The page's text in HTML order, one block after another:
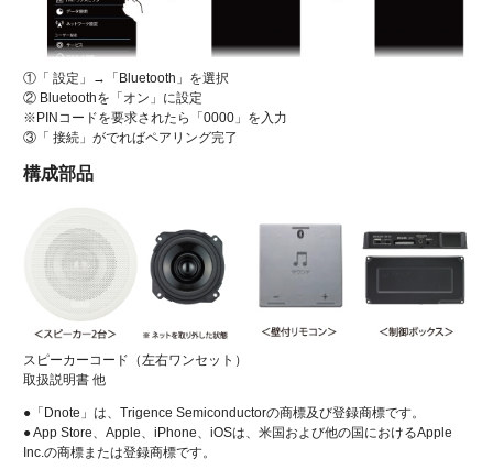
①「 設定」→「Bluetooth」を選択
② Bluetoothを「オン」に設定
※PINコードを要求されたら「0000」を入力
③「 接続」がでればペアリング完了
構成部品
スピーカーコード（左右ワンセット）
取扱説明書 他
●「Dnote」は、Trigence Semiconductorの商標及び登録商標です。
● App Store、Apple、iPhone、iOSは、米国および他の国におけるApple
Inc.の商標または登録商標です。